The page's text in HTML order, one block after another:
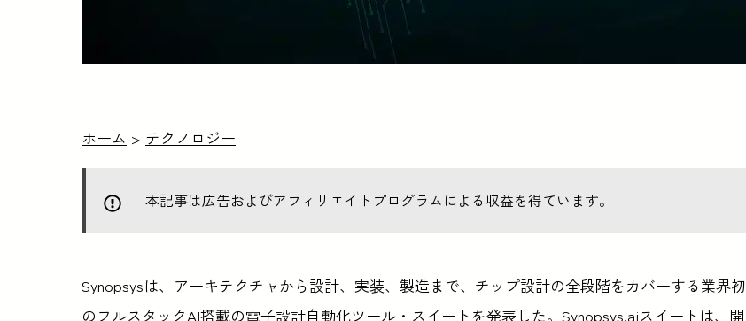
ホーム > テクノロジー
本記事は広告およびアフィリエイトプログラムによる収益を得ています。
Synopsysは、アーキテクチャから設計、実装、製造まで、チップ設計の全段階をカバーする業界初
のフルスタックAI搭載の電子設計自動化ツール・スイートを発表した。Synopsys.aiスイートは、開